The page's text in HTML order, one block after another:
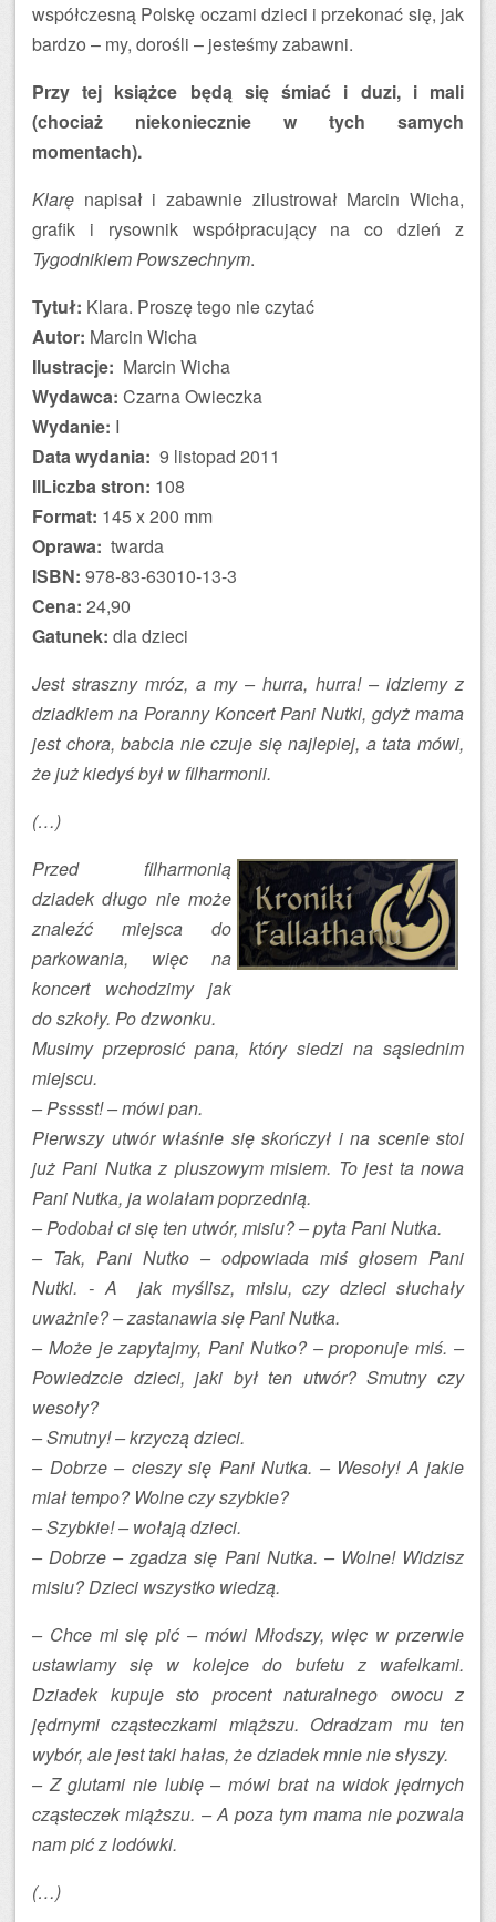
współczesną Polskę oczami dzieci i przekonać się, jak
bardzo – my, dorośli – jesteśmy zabawni.
Przy tej książce będą się śmiać i duzi, i mali
(chociaż niekoniecznie w tych samych
momentach).
Klarę napisał i zabawnie zilustrował Marcin Wicha,
grafik i rysownik współpracujący na co dzień z
Tygodnikiem Powszechnym.
Tytuł: Klara. Proszę tego nie czytać
Autor: Marcin Wicha
Ilustracje: Marcin Wicha
Wydawca: Czarna Owieczka
Wydanie: I
Data wydania: 9 listopad 2011
IlLiczba stron: 108
Format: 145 x 200 mm
Oprawa: twarda
ISBN: 978-83-63010-13-3
Cena: 24,90
Gatunek: dla dzieci
Jest straszny mróz, a my – hurra, hurra! – idziemy z
dziadkiem na Poranny Koncert Pani Nutki, gdyż mama
jest chora, babcia nie czuje się najlepiej, a tata mówi,
że już kiedyś był w filharmonii.
(…)
Przed filharmonią
dziadek długo nie może
znaleźć miejsca do
parkowania, więc na
koncert wchodzimy jak
do szkoły. Po dzwonku.
Musimy przeprosić pana, który siedzi na sąsiednim
miejscu.
– Psssst! – mówi pan.
Pierwszy utwór właśnie się skończył i na scenie stoi
już Pani Nutka z pluszowym misiem. To jest ta nowa
Pani Nutka, ja wolałam poprzednią.
– Podobał ci się ten utwór, misiu? – pyta Pani Nutka.
– Tak, Pani Nutko – odpowiada miś głosem Pani
Nutki. - A jak myślisz, misiu, czy dzieci słuchały
uważnie? – zastanawia się Pani Nutka.
– Może je zapytajmy, Pani Nutko? – proponuje miś. –
Powiedzcie dzieci, jaki był ten utwór? Smutny czy
wesoły?
– Smutny! – krzyczą dzieci.
– Dobrze – cieszy się Pani Nutka. – Wesoły! A jakie
miał tempo? Wolne czy szybkie?
– Szybkie! – wołają dzieci.
– Dobrze – zgadza się Pani Nutka. – Wolne! Widzisz
misiu? Dzieci wszystko wiedzą.
– Chce mi się pić – mówi Młodszy, więc w przerwie
ustawiamy się w kolejce do bufetu z wafelkami.
Dziadek kupuje sto procent naturalnego owocu z
jędrnymi cząsteczkami miąższu. Odradzam mu ten
wybór, ale jest taki hałas, że dziadek mnie nie słyszy.
– Z glutami nie lubię – mówi brat na widok jędrnych
cząsteczek miąższu. – A poza tym mama nie pozwala
nam pić z lodówki.
(…)